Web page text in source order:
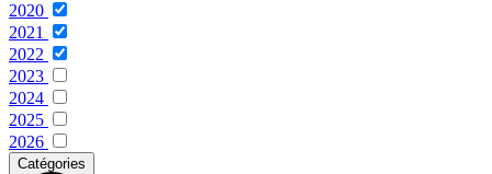
2020
2021
2022
2023
2024
2025
2026
Catégories